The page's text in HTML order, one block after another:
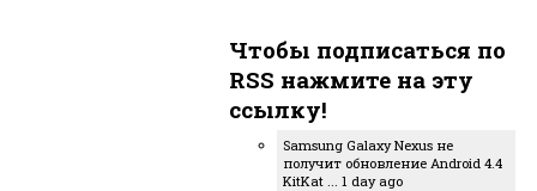
Чтобы подписаться по
RSS нажмите на эту
ссылку!
Samsung Galaxy Nexus не
получит обновление Android 4.4
KitKat ... 1 day ago